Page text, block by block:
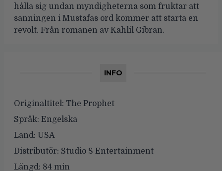
hålla sig undan myndigheterna som fruktar att
sanningen i Mustafas ord kommer att starta en
revolt. Från romanen av Kahlil Gibran.
INFO
Originaltitel: The Prophet
Språk: Engelska
Land: USA
Distributör: Studio S Entertainment
Längd: 84 min